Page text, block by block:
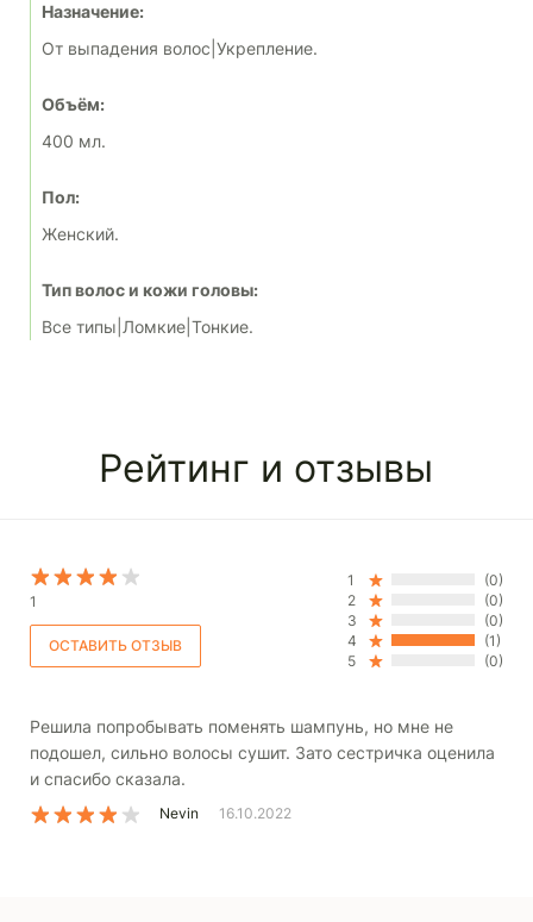
Назначение:
От выпадения волос|Укрепление.
Объём:
400 мл.
Пол:
Женский.
Тип волос и кожи головы:
Все типы|Ломкие|Тонкие.
Рейтинг и отзывы
1
1
(0)
2
(0)
3
(0)
4
(1)
5
(0)
Решила попробывать поменять шампунь, но мне не
подошел, сильно волосы сушит. Зато сестричка оценила
и спасибо сказала.
Nevin 16.10.2022